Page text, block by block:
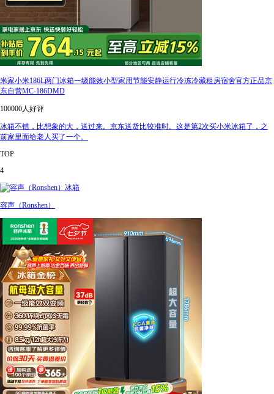
米家小米186L两门冰箱一级能效小型家用节能安静运行冷冻冷藏租房宿舍官方正品京
东自营MC-186DMD
100000人好评
冰箱不错，比想象的大，送过来。京东送货比较准时。这是第2次买小米冰箱了，之
前家里面给老人买了一个。
TOP
4
容声（Ronshen）